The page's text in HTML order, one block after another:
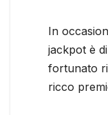
In
jackpot è
fortunato
ricco